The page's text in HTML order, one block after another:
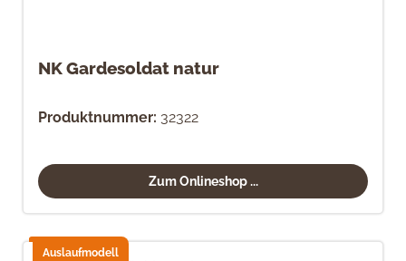
NK Gardesoldat natur
Produktnummer: 32322
Zum Onlineshop ...
Auslaufmodell